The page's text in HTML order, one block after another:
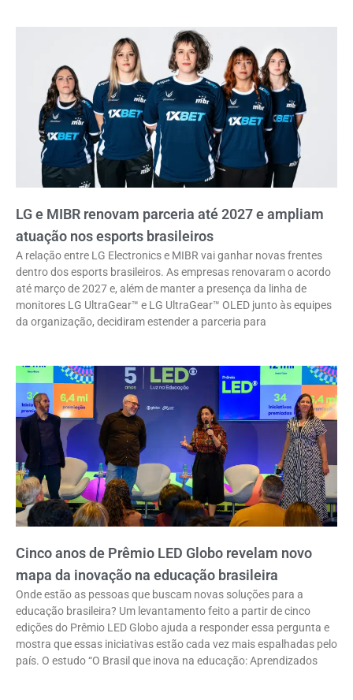
LG e MIBR renovam parceria até 2027 e ampliam
atuação nos esports brasileiros
A relação entre LG Electronics e MIBR vai ganhar novas frentes
dentro dos esports brasileiros. As empresas renovaram o acordo
até março de 2027 e, além de manter a presença da linha de
monitores LG UltraGear™ e LG UltraGear™ OLED junto às equipes
da organização, decidiram estender a parceria para
Cinco anos de Prêmio LED Globo revelam novo
mapa da inovação na educação brasileira
Onde estão as pessoas que buscam novas soluções para a
educação brasileira? Um levantamento feito a partir de cinco
edições do Prêmio LED Globo ajuda a responder essa pergunta e
mostra que essas iniciativas estão cada vez mais espalhadas pelo
país. O estudo “O Brasil que inova na educação: Aprendizados